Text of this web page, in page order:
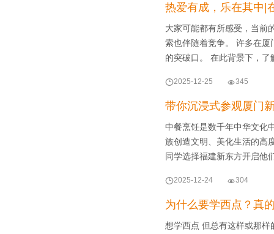
热爱有成，乐在其中|
大家可能都有所感受，当前
索也伴随着竞争。 许多在
的突破口。 在此背景下，
2025-12-25 345
带你沉浸式参观厦门
中餐烹饪是数千年中华文化
族创造文明、美化生活的高
同学选择福建新东方开启
2025-12-24 304
为什么要学西点？真
想学西点 但总有这样或那